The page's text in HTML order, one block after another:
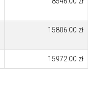
15806.00 zł
15972.00 zł